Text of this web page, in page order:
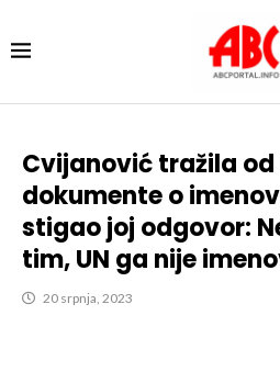
Cvijanović tražila od
dokumente o
stigao joj odgovor:
tim, UN ga nije
20 srpnja, 2023